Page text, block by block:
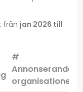
från jan 2026 till
#
Annonserande
organisationer